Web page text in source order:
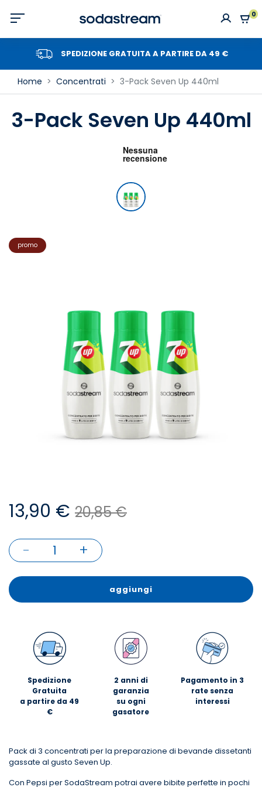
0
SPEDIZIONE GRATUITA A PARTIRE DA 49 €
Home Concentrati 3-Pack Seven Up 440ml
3-Pack Seven Up 440ml
promo
13,90 € 20,85 €
-
1 +
aggiungi
Spedizione
Gratuita
a partire da 49
€
2 anni di
garanzia
su ogni
gasatore
Pagamento in 3
rate senza
interessi
Pack di 3 concentrati per la preparazione di bevande dissetanti
gassate al gusto Seven Up.
Con Pepsi per SodaStream potrai avere bibite perfette in pochi